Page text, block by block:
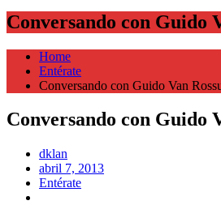
Conversando con Guido
Home
Entérate
Conversando con Guido Van
Conversando con Guido
dklan
Posted
on
abril 7, 2013
Entérate